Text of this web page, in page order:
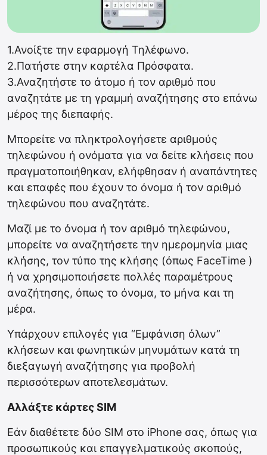
1.Ανοίξτε την εφαρμογή Τηλέφωνο.
2.Πατήστε στην καρτέλα Πρόσφατα.
3.Αναζητήστε το άτομο ή τον αριθμό που
αναζητάτε με τη γραμμή αναζήτησης στο επάνω
μέρος της διεπαφής.
Μπορείτε να πληκτρολογήσετε αριθμούς
τηλεφώνου ή ονόματα για να δείτε κλήσεις που
πραγματοποιήθηκαν, ελήφθησαν ή αναπάντητες
και επαφές που έχουν το όνομα ή τον αριθμό
τηλεφώνου που αναζητάτε.
Μαζί με το όνομα ή τον αριθμό τηλεφώνου,
μπορείτε να αναζητήσετε την ημερομηνία μιας
κλήσης, τον τύπο της κλήσης (όπως FaceTime )
ή να χρησιμοποιήσετε πολλές παραμέτρους
αναζήτησης, όπως το όνομα, το μήνα και τη
μέρα.
Υπάρχουν επιλογές για “Εμφάνιση όλων”
κλήσεων και φωνητικών μηνυμάτων κατά τη
διεξαγωγή αναζήτησης για προβολή
περισσότερων αποτελεσμάτων.
Αλλάξτε κάρτες SIM
Εάν διαθέτετε δύο SIM στο iPhone σας, όπως για
προσωπικούς και επαγγελματικούς σκοπούς,